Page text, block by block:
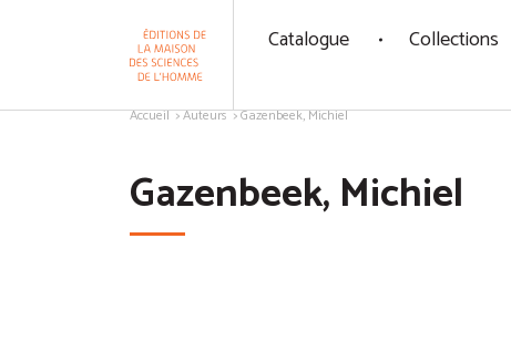
Catalogue Collections
Accueil Auteurs Gazenbeek, Michiel
Gazenbeek, Michiel